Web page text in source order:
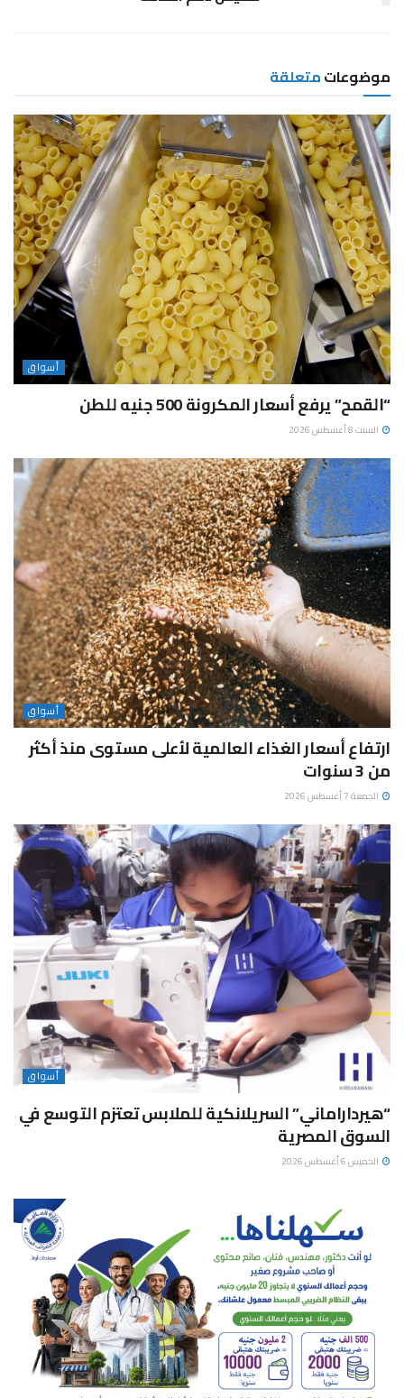
موضوعاتمتعلقة
أسواق
“القمح” يرفع أسعار المكرونة 500 جنيه للطن
السبت 8 أغسطس 2026
أسواق
ارتفاع أسعار الغذاء العالمية لأعلى مستوى منذ أكثر
من 3 سنوات
الجمعة 7 أغسطس 2026
أسواق
“هيرداراماني” السريلانكية للملابس تعتزم التوسع في
السوق المصرية
الخميس 6 أغسطس 2026